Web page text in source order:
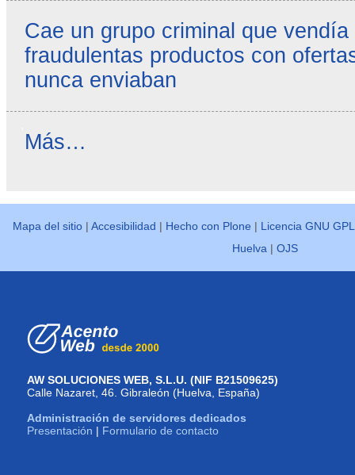
Cae un grupo criminal que
fraudulentas productos con
nunca enviaban
Reseñas
Más…
Mapa del sitio |Accesibilidad | Hecho con Plone | Licencia GNU GPL
Huelva |OJS
AW SOLUCIONES WEB, S.L.U. (NIF B21509625)
Calle Nazaret, 46. Gibraleón (Huelva, España)
Administración de servidores dedicados
Presentación | Formulario de contacto